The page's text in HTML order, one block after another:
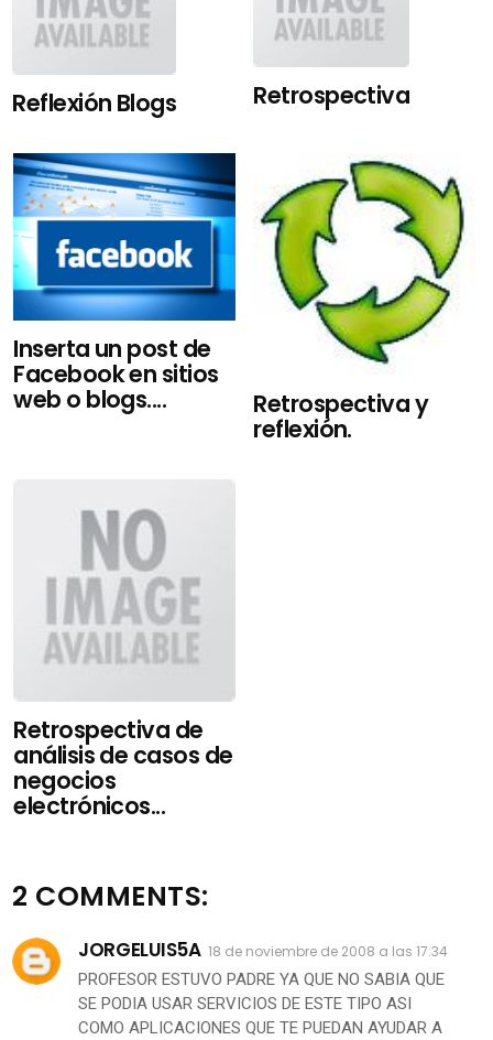
Reflexión Blogs Retrospectiva
Inserta un post de
Facebook en sitios
web o blogs.... Retrospectiva y
reflexión.
Retrospectiva de
análisis de casos de
negocios
electrónicos...
2 COMMENTS:
JORGELUIS5A 18 de noviembre de 2008 a las 17:34
PROFESOR ESTUVO PADRE YA QUE NO SABIA QUE
SE PODIA USAR SERVICIOS DE ESTE TIPO ASI
COMO APLICACIONES QUE TE PUEDAN AYUDAR A